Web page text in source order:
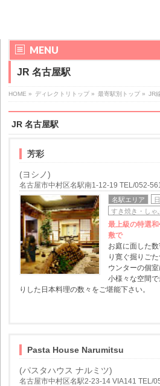
MENU
JR 名古屋駅
HOME » ディレクトリトップ » 最寄駅別トップ » JR
JR 名古屋駅
芳彩
(ヨシノ)
名古屋市中村区名駅南1-12-19 TEL/052-
名駅エリア
すき焼き・しゃ
最上級の特選
敷で
お庭に面した
り寛ぐ掘りご
ウンターの個
小様々な空間
りした日本料理の数々をご堪能下さい。
Pasta House Narumitsu
(パスタハウス ナルミツ)
名古屋市中村区名駅2-23-14 VIA141 TEL/